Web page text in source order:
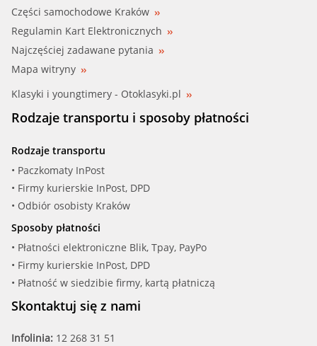
Części samochodowe Kraków
Regulamin Kart Elektronicznych
Najczęściej zadawane pytania
Mapa witryny
Klasyki i youngtimery - Otoklasyki.pl
Rodzaje transportu i sposoby płatności
Rodzaje transportu
• Paczkomaty InPost
• Firmy kurierskie InPost, DPD
• Odbiór osobisty Kraków
Sposoby płatności
• Płatności elektroniczne Blik, Tpay, PayPo
• Firmy kurierskie InPost, DPD
• Płatność w siedzibie firmy, kartą płatniczą
Skontaktuj się z nami
Infolinia: 12 268 31 51